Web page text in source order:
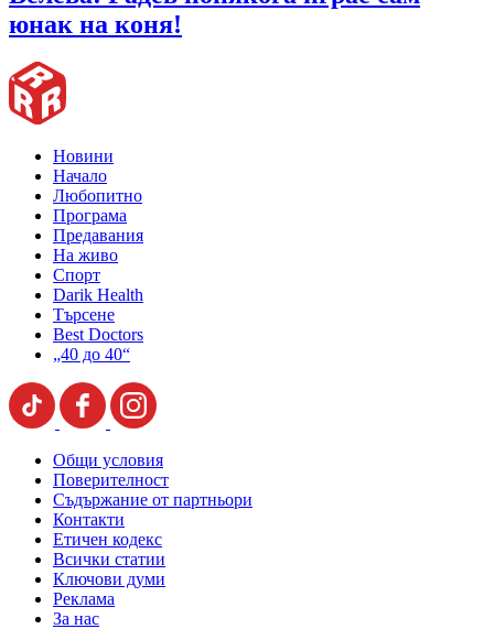
юнак на коня!
Новини
Начало
Любопитно
Програма
Предавания
На живо
Спорт
Darik Health
Търсене
Best Doctors
„40 до 40“
Общи условия
Поверителност
Съдържание от партньори
Контакти
Етичен кодекс
Всички статии
Ключови думи
Реклама
За нас